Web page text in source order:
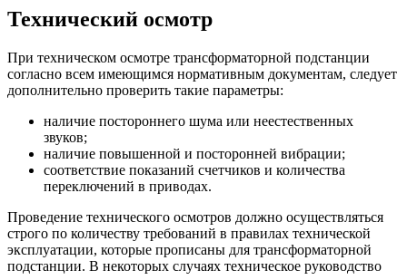
Технический осмотр
При техническом осмотре трансформаторной подстанции
согласно всем имеющимся нормативным документам, следует
дополнительно проверить такие параметры:
наличие постороннего шума или неестественных
звуков;
наличие повышенной и посторонней вибрации;
соответствие показаний счетчиков и количества
переключений в приводах.
Проведение технического осмотров должно осуществляться
строго по количеству требований в правилах технической
эксплуатации, которые прописаны для трансформаторной
подстанции. В некоторых случаях техническое руководство